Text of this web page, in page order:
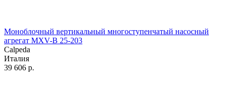
Моноблочный вертикальный многоступенчатый насосный
агрегат MXV-B 25-203
Calpeda
Италия
39 606 р.